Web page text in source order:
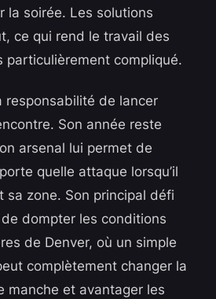
la soirée. Les solutions
ce qui rend le travail des
particulièrement compliqué.
responsabilité de lancer
Son année reste
arsenal lui permet de
quelle attaque lorsqu’il
sa zone. Son principal défi
dompter les conditions
de Denver, où un simple
complètement changer la
manche et avantager les